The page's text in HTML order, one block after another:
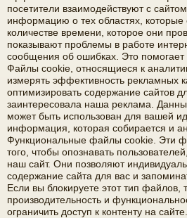
посетители взаимодействуют с
информацию о тех областях, которые
количестве времени, которое они
показывают проблемы в работе
сообщения об ошибках. Это помогает
Файлы cookie, относящиеся к
измерять эффективность рекламных
оптимизировать содержание сайтов
заинтересовала наша реклама.
может быть использован для вашей
информация, которая собирается и
Функциональные файлы cookie. Эти
того, чтобы опознавать
наш сайт. Они позволяют
содержание сайта для вас и
Если вы блокируете этот тип файлов,
производительность и
ограничить доступ к контенту на сайте.